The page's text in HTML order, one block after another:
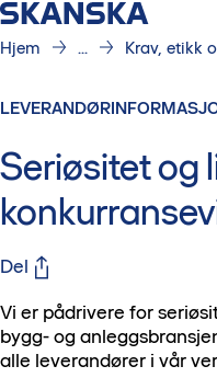
Hjem ... Krav, etikk
Seriøsitet og
Del
Vi er pådrivere for
bygg- og
alle leverandører i vår